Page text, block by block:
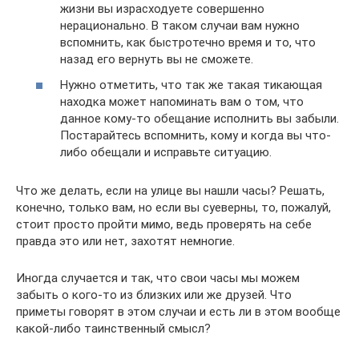
жизни вы израсходуете совершенно
нерационально. В таком случаи вам нужно
вспомнить, как быстротечно время и то, что
назад его вернуть вы не сможете.
Нужно отметить, что так же такая тикающая
находка может напоминать вам о том, что
данное кому-то обещание исполнить вы забыли.
Постарайтесь вспомнить, кому и когда вы что-
либо обещали и исправьте ситуацию.
Что же делать, если на улице вы нашли часы? Решать,
конечно, только вам, но если вы суеверны, то, пожалуй,
стоит просто пройти мимо, ведь проверять на себе
правда это или нет, захотят немногие.
Иногда случается и так, что свои часы мы можем
забыть о кого-то из близких или же друзей. Что
приметы говорят в этом случаи и есть ли в этом вообще
какой-либо таинственный смысл?